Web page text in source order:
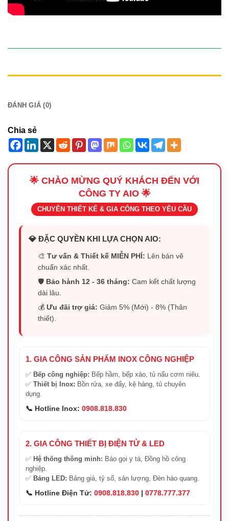
ĐÁNH GIÁ (0)
Chia sẻ
🌟 CHÀO MỪNG QUÝ KHÁCH ĐẾN VỚI
CÔNG TY AIO 🌟
CHUYÊN THIẾT KẾ & GIA CÔNG THEO YÊU CẦU
💎 ĐẶC QUYỀN KHI LỰA CHỌN AIO:
🎨Tư vấn & Thiết kế MIỄN PHÍ: Lên bản vẽ
chuẩn xác nhất.
🛡️ Bảo hành 12 - 36 tháng: Cam kết chất lượng
dài lâu.
💰Ưu đãi trợ giá: Giảm 5% (Mới) - 8% (Thân
thiết).
1. GIA CÔNG SẢN PHẨM INOX CÔNG NGHIỆP
✅ Bếp công nghiệp: Bếp hầm, bếp xào, tủ nấu cơm niêu.
✅ Thiết bị Inox: Bồn rửa, xe đẩy, kệ hàng, tủ chuyên
dụng.
📞 Hotline Inox: 0908.818.830
2. GIA CÔNG THIẾT BỊ ĐIỆN TỬ & LED
✅ Hệ thống thông minh: Báo gọi y tá, Đồng hồ công
nghiệp.
✅ Bảng LED: Bảng giá, tỷ số, sản lượng, Đèn hào quang.
📞 Hotline Điện Tử: 0908.818.830 | 0778.777.377